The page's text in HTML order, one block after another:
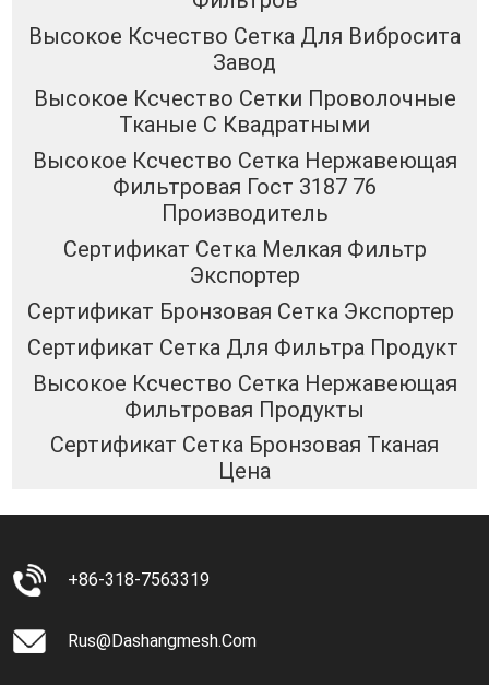
Высокое Ксчество Сетка Для Вибросита
Завод
Высокое Ксчество Сетки Проволочные
Тканые С Квадратными
Высокое Ксчество Сетка Нержавеющая
Фильтровая Гост 3187 76
Производитель
Сертификат Сетка Мелкая Фильтр
Экспортер
Сертификат Бронзовая Сетка Экспортер
Сертификат Сетка Для Фильтра Продукт
Высокое Ксчество Сетка Нержавеющая
Фильтровая Продукты
Сертификат Сетка Бронзовая Тканая
Цена
+86-318-7563319
Rus@dashangmesh.com